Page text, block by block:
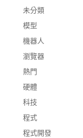
未分類
模型
機器人
瀏覽器
熱門
硬體
科技
程式
程式開發